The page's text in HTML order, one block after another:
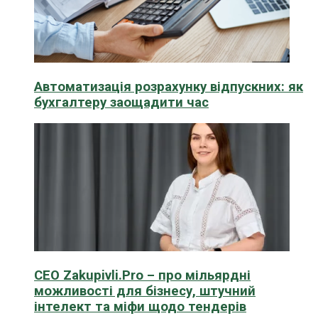
Автоматизація розрахунку відпускних: як
бухгалтеру заощадити час
CEO Zakupivli.Pro – про мільярдні
можливості для бізнесу, штучний
інтелект та міфи щодо тендерів